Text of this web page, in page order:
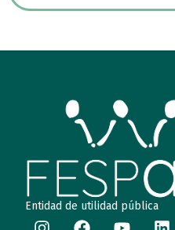
Entidad de utilidad pública